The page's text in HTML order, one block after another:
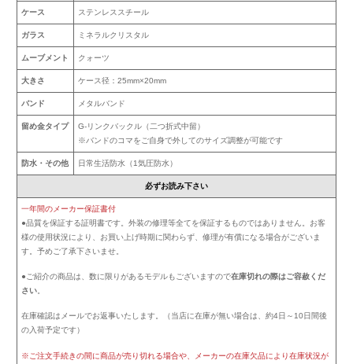
ケース ステンレススチール
ガラス ミネラルクリスタル
ムーブメント クォーツ
大きさ ケース径：25mm×20mm
バンド メタルバンド
留め金タイプ
G-リンクバックル（二つ折式中留）
※バンドのコマをご自身で外してのサイズ調整が可能です
防水・その他 日常生活防水（1気圧防水）
必ずお読み下さい
一年間のメーカー保証書付
●品質を保証する証明書です。外装の修理等全てを保証するものではありません。お客
様の使用状況により、お買い上げ時期に関わらず、修理が有償になる場合がございま
す。予めご了承下さいませ。
●ご紹介の商品は、数に限りがあるモデルもございますので在庫切れの際はご容赦くだ
さい。
在庫確認はメールでお返事いたします。（当店に在庫が無い場合は、約4日～10日間後
の入荷予定です）
※ご注文手続きの間に商品が売り切れる場合や、メーカーの在庫欠品により在庫状況が